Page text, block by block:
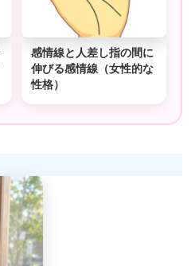
感情線と人差し指の間に
伸びる感情線（女性的な
性格）